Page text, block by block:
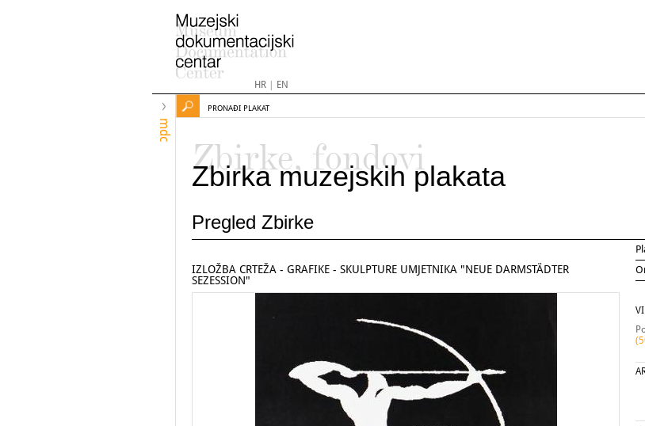
HR| EN
mdc
PRONAĐI PLAKAT
Zbirke, fondovi
Zbirka muzejskih plakata
Pregled Zbirke
IZLOŽBA CRTEŽA - GRAFIKE - SKULPTURE UMJETNIKA "NEUE DARMSTÄDTER
SEZESSION"